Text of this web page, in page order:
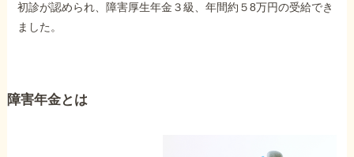
初診が認められ、障害厚生年金３級、年間約５8万円の受給でき
ました。
障害年金とは